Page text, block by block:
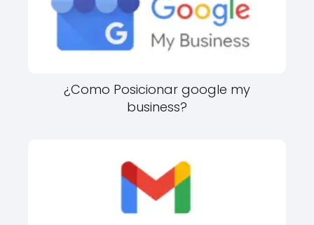
¿Como Posicionar google my
business?